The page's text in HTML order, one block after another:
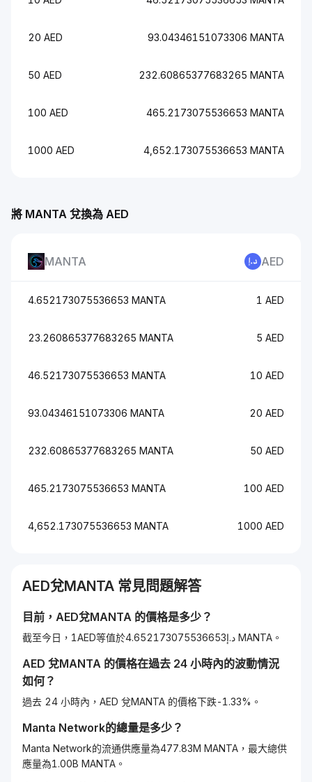
將 MANTA 兌換為 AED
MANTA AED
4.652173075536653 MANTA 1 AED
23.260865377683265 MANTA 5 AED
46.52173075536653 MANTA 10 AED
93.04346151073306 MANTA 20 AED
232.60865377683265 MANTA 50 AED
465.2173075536653 MANTA 100 AED
4,652.173075536653 MANTA 1000 AED
20 AED 93.04346151073306 MANTA
50 AED 232.60865377683265 MANTA
100 AED 465.2173075536653 MANTA
1000 AED 4,652.173075536653 MANTA
AED兌MANTA 常見問題解答
目前， AED兌MANTA 的價格是多少？
截至今日，1AED等值於د.إ4.652173075536653 MANTA。
AED 兌MANTA 的價格在過去 24 小時內的波動情況
如何？
過去 24 小時內，AED 兌MANTA 的價格下跌-1.33%。
Manta Network的總量是多少？
Manta Network的流通供應量為477.83M MANTA，最大總供
應量為1.00B MANTA。